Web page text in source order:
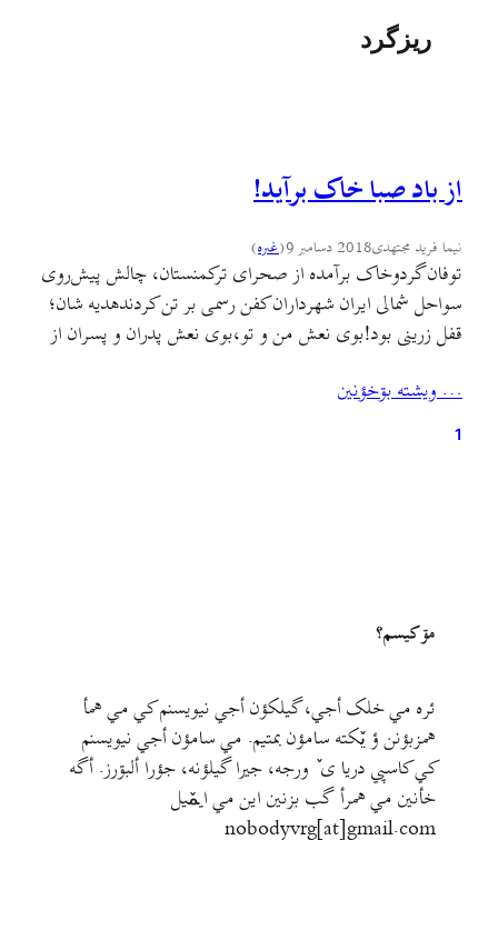
ریزگرد
از باد صبا خاک برآید!
نیما فرید مجتهدی2018 دسامبر 9 (غىره)
توفان گردوخاک برآمده از صحرای ترکمنستان، چالش پیش‌روی
سواحل شمالی ایران شهرداران کفن رسمی بر تن کردندهدیه شان؛
قفل زرینی بود!بوی نعش من و تو،بوی نعش پدران و پسران از
کشیدند: فریب است، فریبمرگ در تمرین است! نصرت رحمانی
شرایط زیستی کشورمون هر روز بدتر از…
… ويشته بۊخؤنين
1
مۊ کيسم؟
ئره مي خلک أجي، گيلکؤن أجي نيويسنم کي مي همأ
همزبؤنن ؤ يٚکته سامؤن بمتيم. مي سامؤن أجي نيويسنم
کي کاسپي دريا ی ٚ ورجه، جيرا گيلؤنه، جؤرا ألبۊرز. أگه
خأنين مي همرأ گب بزنين اين مي ايمٚیل‌ ‌
nobodyvrg[at]gmail.com